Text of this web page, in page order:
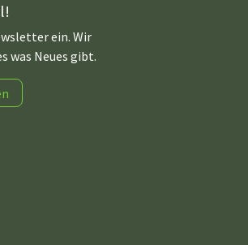
ein. Wir
was Neues gibt.